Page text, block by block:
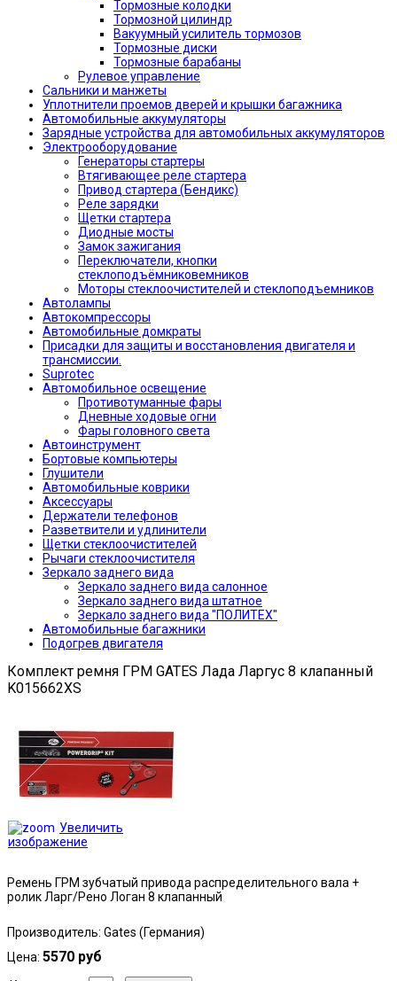
Тормозные колодки
Тормозной цилиндр
Вакуумный усилитель тормозов
Тормозные диски
Тормозные барабаны
Рулевое управление
Сальники и манжеты
Уплотнители проемов дверей и крышки багажника
Автомобильные аккумуляторы
Зарядные устройства для автомобильных аккумуляторов
Электрооборудование
Генераторы стартеры
Втягивающее реле стартера
Привод стартера (Бендикс)
Реле зарядки
Щетки стартера
Диодные мосты
Замок зажигания
Переключатели, кнопки
стеклоподъёмниковемников
Моторы стеклоочистителей и стеклоподъемников
Автолампы
Автокомпрессоры
Автомобильные домкраты
Присадки для защиты и восстановления двигателя и
трансмиссии.
Suprotec
Автомобильное освещение
Противотуманные фары
Дневные ходовые огни
Фары головного света
Автоинструмент
Бортовые компьютеры
Глушители
Автомобильные коврики
Аксессуары
Держатели телефонов
Разветвители и удлинители
Щетки стеклоочистителей
Рычаги стеклоочистителя
Зеркало заднего вида
Зеркало заднего вида салонное
Зеркало заднего вида штатное
Зеркало заднего вида "ПОЛИТЕХ"
Автомобильные багажники
Подогрев двигателя
Комплект ремня ГРМ GATES Лада Ларгус 8 клапанный
K015662XS
Увеличить
изображение
Ремень ГРМ зубчатый привода распределительного вала +
ролик Ларг/Рено Логан 8 клапанный
Производитель: Gates (Германия)
Цена: 5570 руб